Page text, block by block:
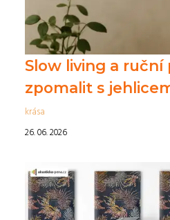
Slow living a ruční
zpomalit s
krása
26. 06. 2026